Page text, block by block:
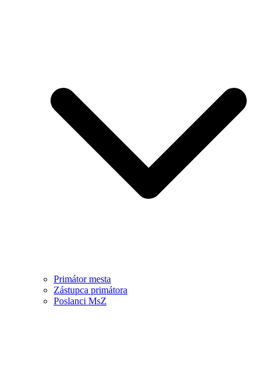
Primátor mesta
Zástupca primátora
Poslanci MsZ